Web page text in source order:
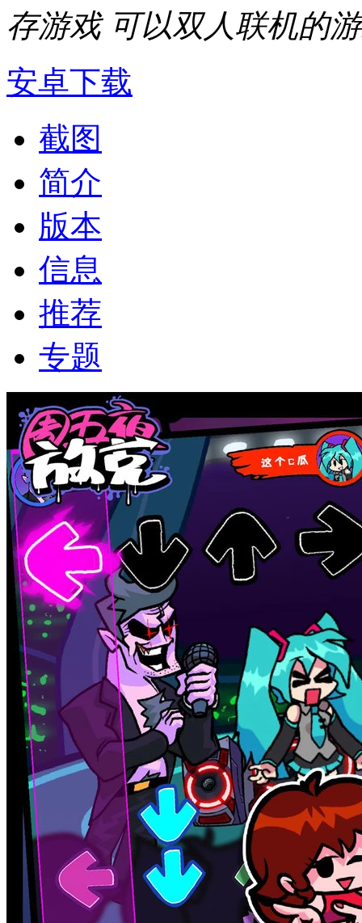
存游戏 可以双人联机的
安卓下载
截图
简介
版本
信息
推荐
专题